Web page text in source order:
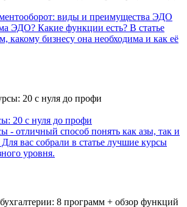
виды и преимущества ЭДО
ЭДО? Какие функции есть? В статье
какому бизнесу она необходима и как её
20 с нуля до профи
- отличный способ понять как азы, так и
вас собрали в статье лучшие курсы
уровня.